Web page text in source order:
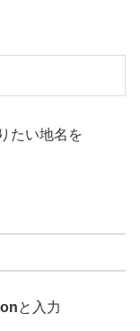
たい地名を
と入力